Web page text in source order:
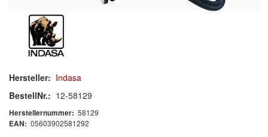
Reinigen
Arbeitsschutz
Luftfilter
Mischfarben
Restposten
Hersteller: Indasa
BestellNr.: 12-58129
Herstellernummer: 58129
EAN: 05603902581292